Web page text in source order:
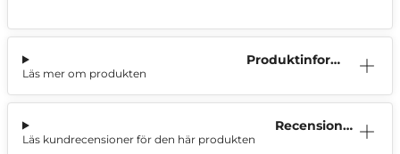
Produktinform
Läs mer om produkten
Recensioner
Läs kundrecensioner för den här produkten